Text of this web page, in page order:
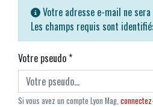
Votre adresse e-mail ne sera
Les champs requis sont
Votre pseudo*
Si vous avez un compte Lyon Mag,